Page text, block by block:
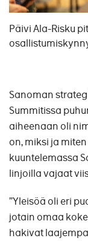
Päivi Ala-Risku
Sanoman
Summitissa
aiheenaan oli
on, miksi ja
kuuntelemassa
linjoilla vajaat
”Yleisöä oli eri
jotain omaa
hakivat